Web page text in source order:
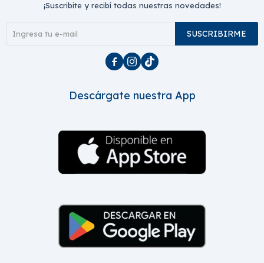
¡Suscribite y recibí todas nuestras novedades!
SUSCRIBIRME
  
Descárgate nuestra App